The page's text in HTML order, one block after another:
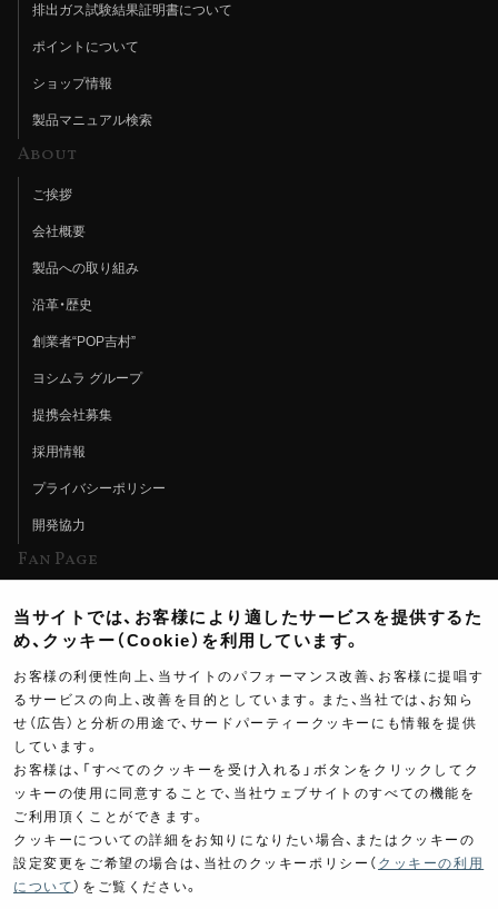
排出ガス試験結果証明書について
ポイントについて
ショップ情報
製品マニュアル検索
About
ご挨拶
会社概要
製品への取り組み
沿革・歴史
創業者“POP吉村”
ヨシムラ グループ
提携会社募集
採用情報
プライバシーポリシー
開発協力
Fan Page
ヨシムラTV
イベント情報
イベントスケジュール
ツーリングブレイクタイム
製品ポスター
当サイトでは、お客様により適したサービスを提供するた
め、クッキー（Cookie）を利用しています。
お客様の利便性向上、当サイトのパフォーマンス改善、お客様に提唱す
るサービスの向上、改善を目的としています。また、当社では、お知ら
せ（広告）と分析の用途で、サードパーティークッキーにも情報を提供
しています。
お客様は、「すべてのクッキーを受け入れる」ボタンをクリックしてク
ッキーの使用に同意することで、当社ウェブサイトのすべての機能を
ご利用頂くことができます。
クッキーについての詳細をお知りになりたい場合、またはクッキーの
設定変更をご希望の場合は、当社のクッキーポリシー（ クッキーの利用
について ）をご覧ください。